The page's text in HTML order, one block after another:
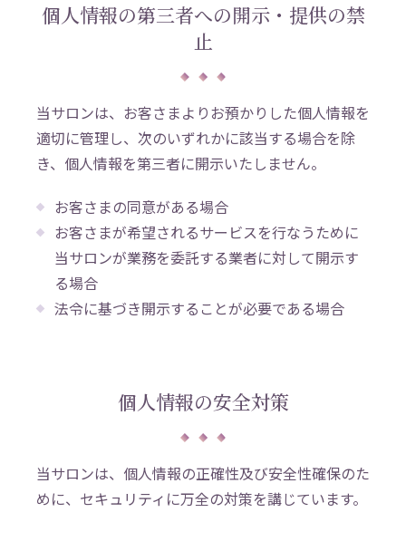
個人情報の第三者への開示・提供の禁
止
当サロンは、お客さまよりお預かりした個人情報を
適切に管理し、次のいずれかに該当する場合を除
き、個人情報を第三者に開示いたしません。
お客さまの同意がある場合
お客さまが希望されるサービスを行なうために
当サロンが業務を委託する業者に対して開示す
る場合
法令に基づき開示することが必要である場合
個人情報の安全対策
当サロンは、個人情報の正確性及び安全性確保のた
めに、セキュリティに万全の対策を講じています。